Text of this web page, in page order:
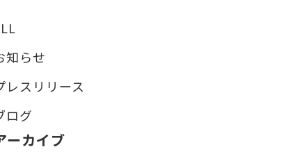
知らせ
レスリリース
ログ
ーカイブ